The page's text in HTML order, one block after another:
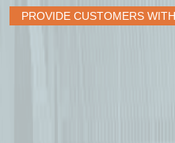
PROVIDE CUSTOMERS